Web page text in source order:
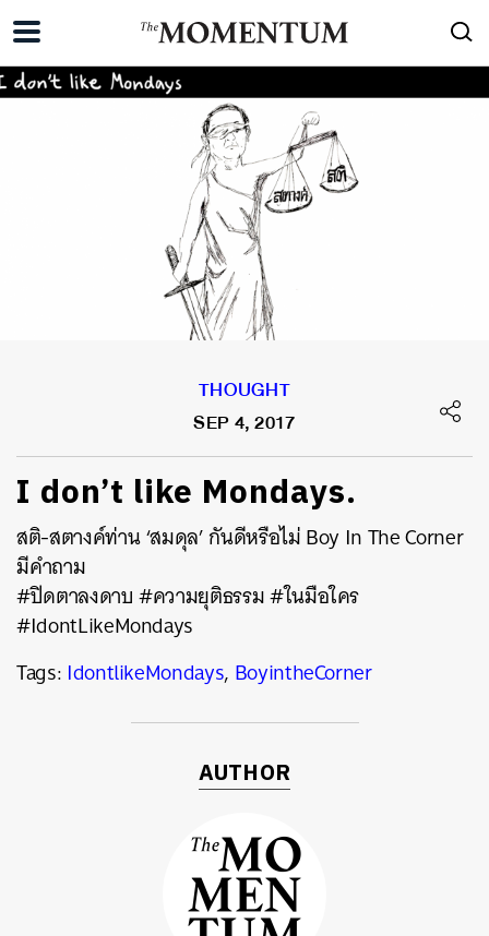
THOUGHT
SEP 4, 2017
I don’t like Mondays.
สติ-สตางค์ท่าน ‘สมดุล’ กันดีหรือไม่ Boy In The Corner
มีคำถาม
#ปิดตาลงดาบ #ความยุติธรรม #ในมือใคร
#IdontLikeMondays
Tags: IdontlikeMondays, BoyintheCorner
AUTHOR